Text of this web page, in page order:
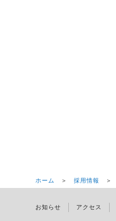
ホーム ＞ 採用情報 ＞
お知らせ アクセス